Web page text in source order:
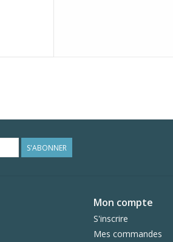
S'ABONNER
Mon compte
S'inscrire
Mes commandes